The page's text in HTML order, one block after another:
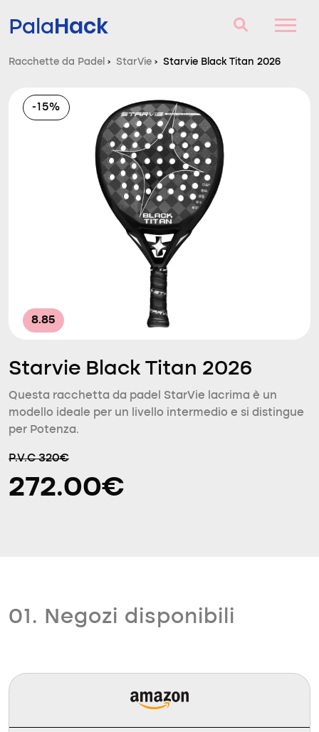
PalaHack
Domande e risposte
Comparatore
Racchette da Padel › StarVie › Starvie Black Titan 2026
-15%
8.85
Starvie Black Titan 2026
Questa racchetta da padel StarVie lacrima è un
modello ideale per un livello intermedio e si distingue
per Potenza.
P.V.C 320€
272.00€
01. Negozi disponibili